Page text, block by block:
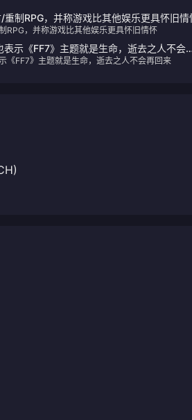
制RPG，并称游戏比其他娱乐更具怀旧情
RPG，并称游戏比其他娱乐更具怀旧情怀
表示《FF7》主题就是生命，逝去之人不会
《FF7》主题就是生命，逝去之人不会再回来